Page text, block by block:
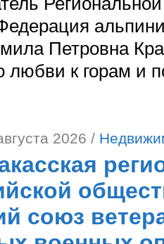
Петровна
любви к горам и
2026 /
союз